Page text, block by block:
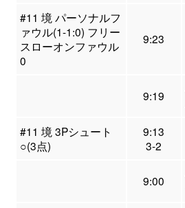
#11 境 パーソナルフ
ァウル(1-1:0) フリー
スローオンファウル
0
9:23
9:19
#11 境 3Pシュート
○(3点)
9:13
3-2
9:00